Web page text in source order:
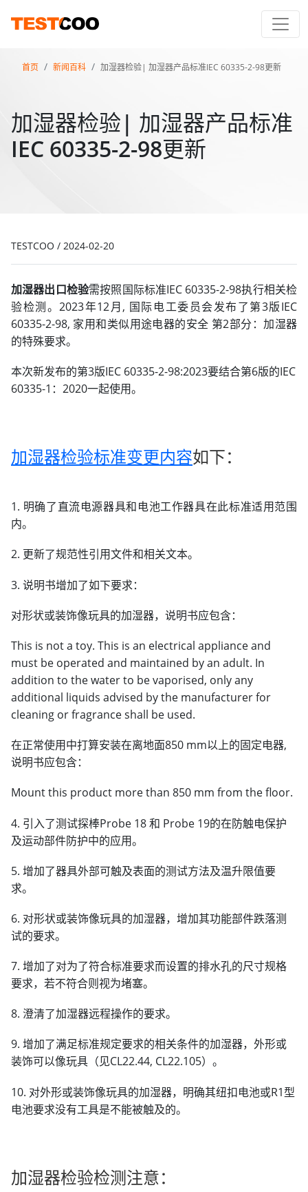
首页 新闻百科 加湿器检验| 加湿器产品标准IEC 60335-2-98更新
加湿器检验| 加湿器产品标准
IEC 60335-2-98更新
TESTCOO / 2024-02-20
加湿器出口检验需按照国际标准IEC 60335-2-98执行相关检
验检测。2023年12月, 国际电工委员会发布了第3版IEC
60335-2-98, 家用和类似用途电器的安全 第2部分：加湿器
的特殊要求。
本次新发布的第3版IEC 60335-2-98:2023要结合第6版的IEC
60335-1：2020一起使用。
加湿器检验标准变更内容如下：
1. 明确了直流电源器具和电池工作器具在此标准适用范围
内。
2. 更新了规范性引用文件和相关文本。
3. 说明书增加了如下要求：
对形状或装饰像玩具的加湿器，说明书应包含：
This is not a toy. This is an electrical appliance and
must be operated and maintained by an adult. In
addition to the water to be vaporised, only any
additional liquids advised by the manufacturer for
cleaning or fragrance shall be used.
在正常使用中打算安装在离地面850 mm以上的固定电器,
说明书应包含：
Mount this product more than 850 mm from the floor.
4. 引入了测试探棒Probe 18 和 Probe 19的在防触电保护
及运动部件防护中的应用。
5. 增加了器具外部可触及表面的测试方法及温升限值要
求。
6. 对形状或装饰像玩具的加湿器，增加其功能部件跌落测
试的要求。
7. 增加了对为了符合标准要求而设置的排水孔的尺寸规格
要求，若不符合则视为堵塞。
8. 澄清了加湿器远程操作的要求。
9. 增加了满足标准规定要求的相关条件的加湿器，外形或
装饰可以像玩具（见CL22.44, CL22.105）。
10. 对外形或装饰像玩具的加湿器，明确其纽扣电池或R1型
电池要求没有工具是不能被触及的。
加湿器检验检测注意：